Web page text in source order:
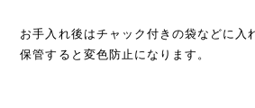
お手入れ後はチャック付きの袋などに入
保管すると変色防止になります。